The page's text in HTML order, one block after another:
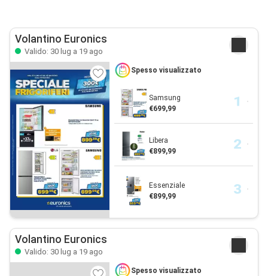
Volantino Euronics
Valido: 30 lug a 19 ago
Spesso visualizzato
Samsung
€699,99
Libera
€899,99
Essenziale
€899,99
Volantino Euronics
Valido: 30 lug a 19 ago
Spesso visualizzato